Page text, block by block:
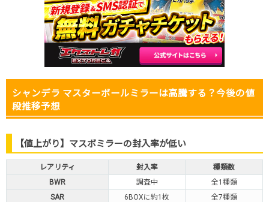
2025.11.25
100円 580円
500～600円
2025.11.15
100円 580円
500～600円
2025.11.5
100円 680円
600～700円
100円 680円
600～700円
1,000円 2,980円 2,800～3,200円
シャンデラ マスターボールミラーは高騰する？今後の値
段推移予想
【値上がり】マスボミラーの封入率が低い
レアリティ 封入率
種類数
BWR
調査中
全1種類
SAR
6BOXに約1枚
全7種類